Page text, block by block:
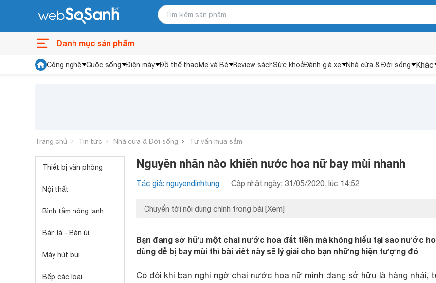
Danh mục sản phẩm
Công nghệ Cuộc sống Điện máy Đồ thể thaoMẹ và Bé Review sáchSức khoẻĐánh giá xe Nhà cửa & Đời sống Khác
Trang chủ Tin tức Nhà cửa & Đời sống Tư vấn mua sắm
Thiết bị văn phòng
Nội thất
Bình tắm nóng lạnh
Bàn là - Bàn ủi
Máy hút bụi
Bếp các loại
Nguyên nhân nào khiến nước hoa nữ bay mùi nhanh
Tác giả: nguyendinhtung Cập nhật ngày: 31/05/2020, lúc 14:52
Chuyển tới nội dung chính trong bài [Xem]
Bạn đang sở hữu một chai nước hoa đắt tiền mà không hiểu tại sao nước
dùng dễ bị bay mùi thì bài viết này sẽ lý giải cho bạn những hiện tượng đó
Có đôi khi bạn nghi ngờ chai nước hoa nữ mình đang sở hữu là hàng nhái,